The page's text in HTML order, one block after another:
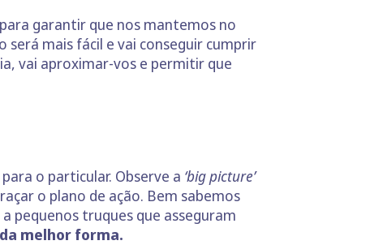
garantir que nos mantemos no
mais fácil e vai conseguir cumprir
vai aproximar-vos e permitir que
o particular. Observe a ‘big picture’
o plano de ação. Bem sabemos
pequenos truques que asseguram
melhor forma.